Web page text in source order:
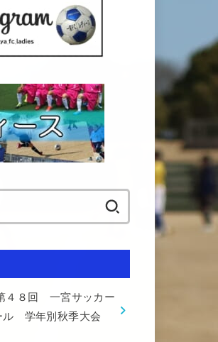
４８回 一宮サッカー
ル 学年別秋季大会